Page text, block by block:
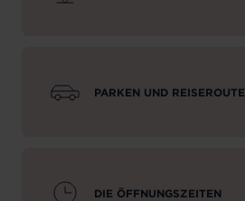
PARKEN UND REISEROUTE
DIE ÖFFNUNGSZEITEN